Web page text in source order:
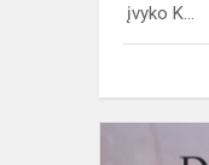
įvyko K...